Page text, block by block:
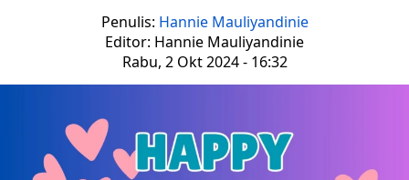
Penulis: Hannie Mauliyandinie
Editor: Hannie Mauliyandinie
Rabu, 2 Okt 2024 - 16:32